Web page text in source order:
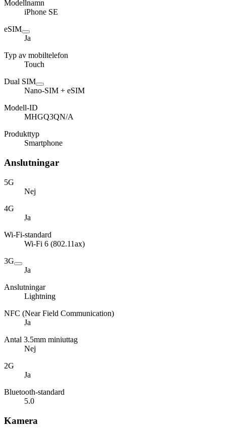
Modellnamn
iPhone SE
eSIM
Ja
Typ av mobiltelefon
Touch
Dual SIM
Nano-SIM + eSIM
Modell-ID
MHGQ3QN/A
Produkttyp
Smartphone
Anslutningar
5G
Nej
4G
Ja
Wi-Fi-standard
Wi-Fi 6 (802.11ax)
3G
Ja
Anslutningar
Lightning
NFC (Near Field Communication)
Ja
Antal 3.5mm miniuttag
Nej
2G
Ja
Bluetooth-standard
5.0
Kamera